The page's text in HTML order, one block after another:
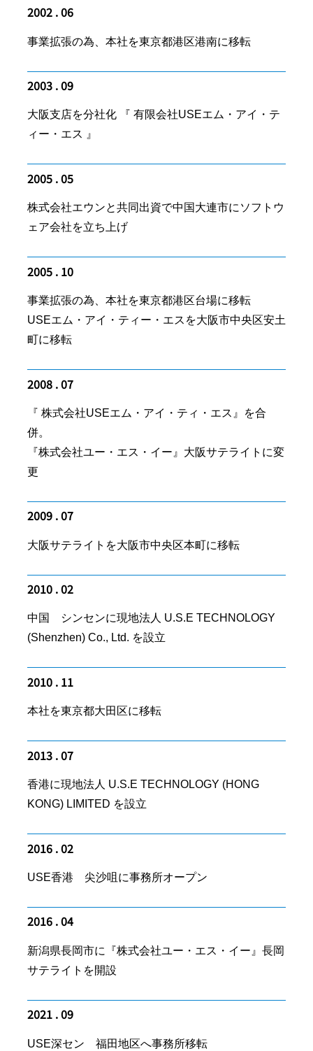
2002 . 06
事業拡張の為、本社を東京都港区港南に移転
2003 . 09
大阪支店を分社化 『 有限会社USEエム・アイ・テ
ィー・エス 』
2005 . 05
株式会社エウンと共同出資で中国大連市にソフトウ
ェア会社を立ち上げ
2005 . 10
事業拡張の為、本社を東京都港区台場に移転
USEエム・アイ・ティー・エスを大阪市中央区安土
町に移転
2008 . 07
『 株式会社USEエム・アイ・ティ・エス』を合
併。
『株式会社ユー・エス・イー』大阪サテライトに変
更
2009 . 07
大阪サテライトを大阪市中央区本町に移転
2010 . 02
中国 シンセンに現地法人 U.S.E TECHNOLOGY
(Shenzhen) Co., Ltd. を設立
2010 . 11
本社を東京都大田区に移転
2013 . 07
香港に現地法人 U.S.E TECHNOLOGY (HONG
KONG) LIMITED を設立
2016 . 02
USE香港 尖沙咀に事務所オープン
2016 . 04
新潟県長岡市に『株式会社ユー・エス・イー』長岡
サテライトを開設
2021 . 09
USE深セン 福田地区へ事務所移転